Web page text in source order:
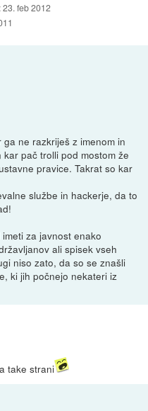
23. feb 2012
ne razkriješ z imenom in
pač trolli pod mostom že
pravice. Takrat so kar
službe in hackerje, da to
za javnost enako
ali spisek vseh
niso zato, da so se znašli
ki jih počnejo nekateri iz
take strani